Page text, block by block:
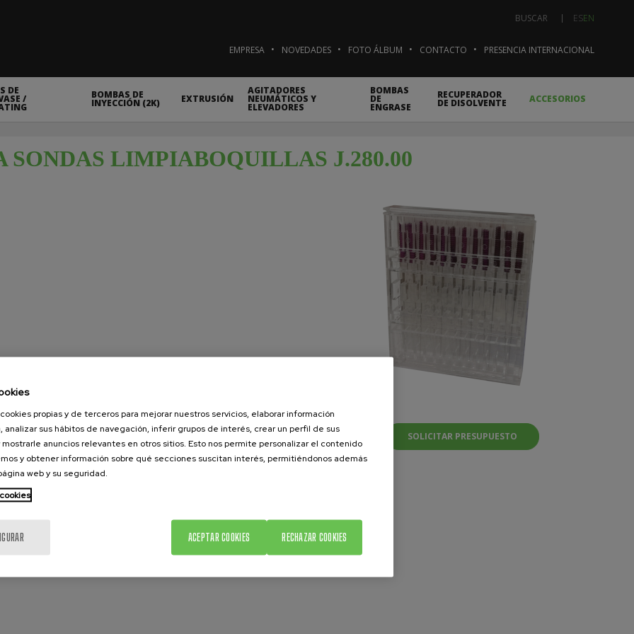
ESEN
BUSCAR
EMPRESA NOVEDADES FOTO ÁLBUM CONTACTO PRESENCIA INTERNACIONAL
DE
/ BOMBAS DE
INYECCIÓN (2K) EXTRUSIÓN
AGITADORES
NEUMÁTICOS Y
ELEVADORES
BOMBAS
DE
ENGRASE
RECUPERADOR
DE DISOLVENTE ACCESORIOS
SONDAS LIMPIABOQUILLAS J.280.00
SOLICITAR PRESUPUESTO
propias y de terceros para mejorar nuestros servicios, elaborar información
analizar sus hábitos de navegación, inferir grupos de interés, crear un perfil de sus
anuncios relevantes en otros sitios. Esto nos permite personalizar el contenido
y obtener información sobre qué secciones suscitan interés, permitiéndonos además
web y su seguridad.
RECHAZAR COOKIES
ACEPTAR COOKIES